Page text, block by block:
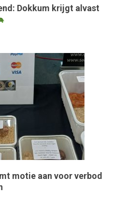
Dokkum krijgt alvast
motie aan voor verbod